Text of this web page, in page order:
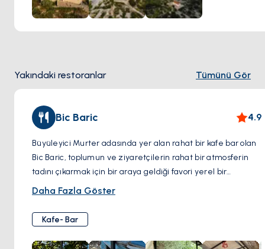
kutlanan Saint Rocco'nun bayramı, bölgeyi gelenek ve
inançların canlı bir gösterisiyle bir araya getirerek, yerlileri
ve ziyaretçileri renkli bir etkinlik merkezine dönüştürür.
huzurlu bir sığınak sunar.
Yakındaki restoranlar Tümünü Gör
Bic Baric 4.9
Büyüleyici Murter adasında yer alan rahat bir kafe bar olan
Bic Baric, toplumun ve ziyaretçilerin rahat bir atmosferin
tadını çıkarmak için bir araya geldiği favori yerel bir
mekandır. Güler yüzlü hizmeti ve davetkâr ortamıyla
ferahlatıcı kokteyllere kadar sıcak ve güneşli günler için
mükemmel olan çeşitli içecekler sunmaktadır. İdeal bir
konuma sahip olan kafe bar, konuklara içkilerinin tadını
Daha Fazla Göster
Kafe- Bar